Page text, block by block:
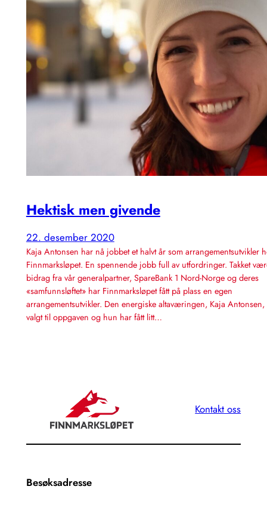
Hektisk men givende
22. desember 2020
Kaja Antonsen har nå jobbet et halvt år som arrangementsutvikler
Finnmarksløpet. En spennende jobb full av utfordringer. Takket
bidrag fra vår generalpartner, SpareBank 1 Nord-Norge og deres
«samfunnsløftet» har Finnmarksløpet fått på plass en egen
arrangementsutvikler. Den energiske altaværingen, Kaja
valgt til oppgaven og hun har fått litt…
Kontakt oss
Besøksadresse